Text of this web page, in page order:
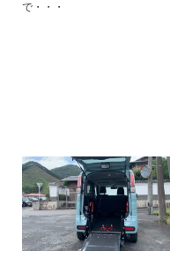
で・・・